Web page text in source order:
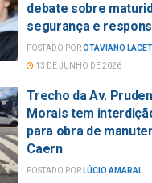
debate sobre
segurança e
POSTADO POROTAVIANO LACET
13 DE JUNHO DE 2026
Trecho da Av.
Morais tem
para obra de
Caern
POSTADO POR LÚCIO AMARAL